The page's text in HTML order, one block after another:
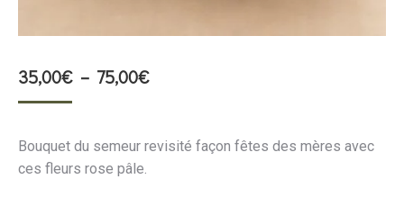
35,00€ – 75,00€Plage
35,00€
Bouquet du semeur revisité façon fêtes des mères avec
ces fleurs rose pâle.